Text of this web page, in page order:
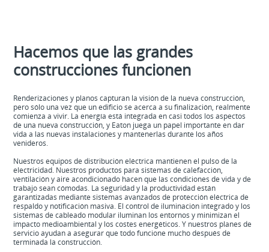
Hacemos que las grandes
construcciones funcionen
Renderizaciones y planos capturan la visión de la nueva construcción,
pero sólo una vez que un edificio se acerca a su finalización, realmente
comienza a vivir. La energía está integrada en casi todos los aspectos
de una nueva construcción, y Eaton juega un papel importante en dar
vida a las nuevas instalaciones y mantenerlas durante los años
venideros.
Nuestros equipos de distribución eléctrica mantienen el pulso de la
electricidad. Nuestros productos para sistemas de calefacción,
ventilación y aire acondicionado hacen que las condiciones de vida y de
trabajo sean cómodas. La seguridad y la productividad están
garantizadas mediante sistemas avanzados de protección eléctrica de
respaldo y notificación masiva. El control de iluminación integrado y los
sistemas de cableado modular iluminan los entornos y minimizan el
impacto medioambiental y los costes energéticos. Y nuestros planes de
servicio ayudan a asegurar que todo funcione mucho después de
terminada la construcción.